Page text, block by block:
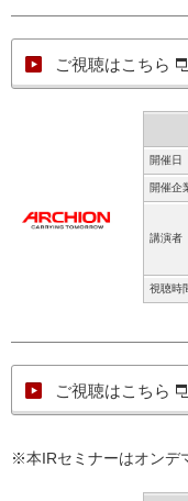
ご視聴はこちら
開催日
開催企
講演者
視聴時
ご視聴はこちら
※本IRセミナーはオンデ